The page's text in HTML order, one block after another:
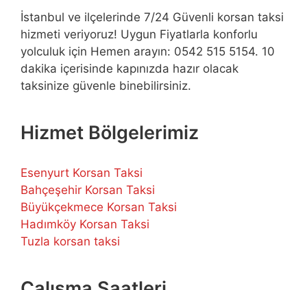
İstanbul ve ilçelerinde 7/24 Güvenli korsan taksi
hizmeti veriyoruz! Uygun Fiyatlarla konforlu
yolculuk için Hemen arayın: 0542 515 5154. 10
dakika içerisinde kapınızda hazır olacak
taksinize güvenle binebilirsiniz.
Hizmet Bölgelerimiz
Esenyurt Korsan Taksi
Bahçeşehir Korsan Taksi
Büyükçekmece Korsan Taksi
Hadımköy Korsan Taksi
Tuzla korsan taksi